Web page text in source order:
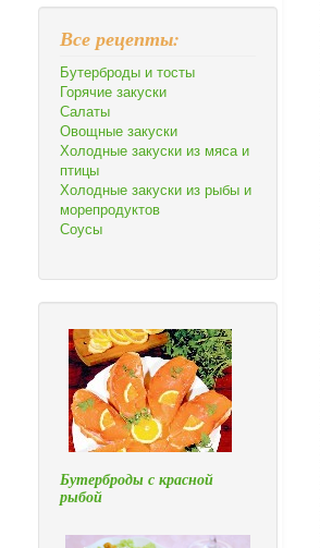
Все рецепты:
Бутерброды и тосты
Горячие закуски
Салаты
Овощные закуски
Холодные закуски из мяса и
птицы
Холодные закуски из рыбы и
морепродуктов
Соусы
Бутерброды с красной
рыбой